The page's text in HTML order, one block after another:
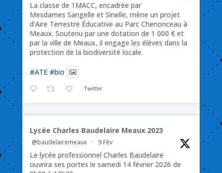
La classe de 1MACC, encadrée par
Mesdames Sangelle et Sinelle, mène un projet
d’Aire Terrestre Éducative au Parc Chenonceau à
Meaux. Soutenu par une dotation de 1 000 € et
par la ville de Meaux, il engage les élèves dans la
protection de la biodiversité locale.
#ATE #bio
Twitter
Lycée Charles Baudelaire Meaux 2023
@baudelairemeaux · 9 Fév
Le lycée professionnel Charles Baudelaire
ouvrira ses portes le samedi 14 février 2026 de